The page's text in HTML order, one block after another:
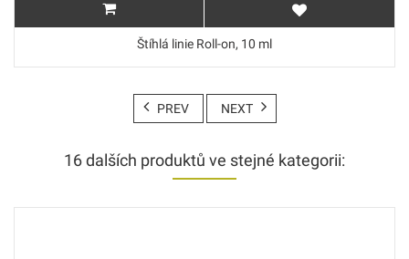
Štíhlá linie Roll-on, 10 ml
PREV NEXT
16 dalších produktů ve stejné kategorii: